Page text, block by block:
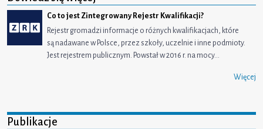
Co to jest Zintegrowany Rejestr Kwalifikacji?
Rejestr gromadzi informacje o różnych kwalifikacjach, które
są nadawane w Polsce, przez szkoły, uczelnie i inne podmioty.
Jest rejestrem publicznym. Powstał w 2016 r. na mocy…
Więcej
Publikacje